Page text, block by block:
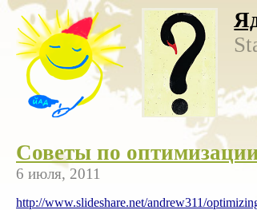
Советы по
6 июля, 2011
http://www.slideshare.net/andrew311/